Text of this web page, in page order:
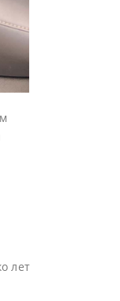
лет